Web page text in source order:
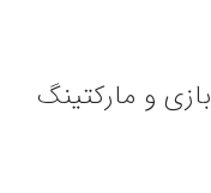
بازی‌ و مارکتینگ